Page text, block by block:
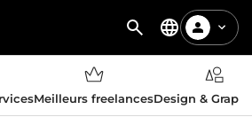
Meilleurs freelancesDesign &